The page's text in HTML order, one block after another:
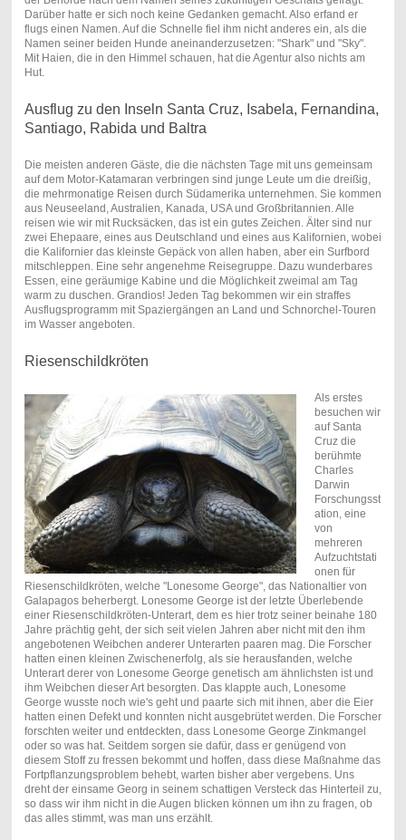
Darüber hatte er sich noch keine Gedanken gemacht. Also erfand er
flugs einen Namen. Auf die Schnelle fiel ihm nicht anderes ein, als die
Namen seiner beiden Hunde aneinanderzusetzen: "Shark" und "Sky".
Mit Haien, die in den Himmel schauen, hat die Agentur also nichts am
Hut.
Ausflug zu den Inseln Santa Cruz, Isabela, Fernandina,
Santiago, Rabida und Baltra
Die meisten anderen Gäste, die die nächsten Tage mit uns gemeinsam
auf dem Motor-Katamaran verbringen sind junge Leute um die dreißig,
die mehrmonatige Reisen durch Südamerika unternehmen. Sie kommen
aus Neuseeland, Australien, Kanada, USA und Großbritannien. Alle
reisen wie wir mit Rucksäcken, das ist ein gutes Zeichen. Älter sind nur
zwei Ehepaare, eines aus Deutschland und eines aus Kalifornien, wobei
die Kalifornier das kleinste Gepäck von allen haben, aber ein Surfbord
mitschleppen. Eine sehr angenehme Reisegruppe. Dazu wunderbares
Essen, eine geräumige Kabine und die Möglichkeit zweimal am Tag
warm zu duschen. Grandios! Jeden Tag bekommen wir ein straffes
Ausflugsprogramm mit Spaziergängen an Land und Schnorchel-Touren
im Wasser angeboten.
Riesenschildkröten
Als erstes
besuchen wir
auf Santa
Cruz die
berühmte
Charles
Darwin
Forschungsst
ation, eine
von
mehreren
Aufzuchtstati
onen für
Riesenschildkröten, welche "Lonesome George", das Nationaltier von
Galapagos beherbergt. Lonesome George ist der letzte Überlebende
einer Riesenschildkröten-Unterart, dem es hier trotz seiner beinahe 180
Jahre prächtig geht, der sich seit vielen Jahren aber nicht mit den ihm
angebotenen Weibchen anderer Unterarten paaren mag. Die Forscher
hatten einen kleinen Zwischenerfolg, als sie herausfanden, welche
Unterart derer von Lonesome George genetisch am ähnlichsten ist und
ihm Weibchen dieser Art besorgten. Das klappte auch, Lonesome
George wusste noch wie's geht und paarte sich mit ihnen, aber die Eier
hatten einen Defekt und konnten nicht ausgebrütet werden. Die Forscher
forschten weiter und entdeckten, dass Lonesome George Zinkmangel
oder so was hat. Seitdem sorgen sie dafür, dass er genügend von
diesem Stoff zu fressen bekommt und hoffen, dass diese Maßnahme das
Fortpflanzungsproblem behebt, warten bisher aber vergebens. Uns
dreht der einsame Georg in seinem schattigen Versteck das Hinterteil zu,
so dass wir ihm nicht in die Augen blicken können um ihn zu fragen, ob
das alles stimmt, was man uns erzählt.